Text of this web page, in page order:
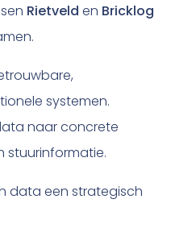
Rietveld en Bricklog
systemen.
naar concrete
stuurinformatie.
data een strategisch